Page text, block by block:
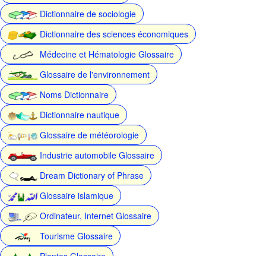
Dictionnaire de sociologie
Dictionnaire des sciences économiques
Médecine et Hématologie Glossaire
Glossaire de l'environnement
Noms Dictionnaire
Dictionnaire nautique
Glossaire de météorologie
Industrie automobile Glossaire
Dream Dictionary of Phrase
Glossaire islamique
Ordinateur, Internet Glossaire
Tourisme Glossaire